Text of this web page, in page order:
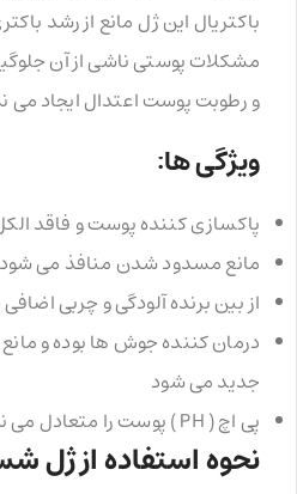
باکتریال این ژل مانع از رشد
مشکلات پوستی ناشی از آن
و رطوبت پوست اعتدال ایجاد می
ویژگی ها:
پاکسازی کننده پوست و فاقد
مانع مسدود شدن منافذ می شود
از بین برنده آلودگی و چربی
درمان کننده جوش ها بوده و
جدید می شود
پی اچ ( PH ) پوست را متعادل می نماید.
نحوه استفاده از